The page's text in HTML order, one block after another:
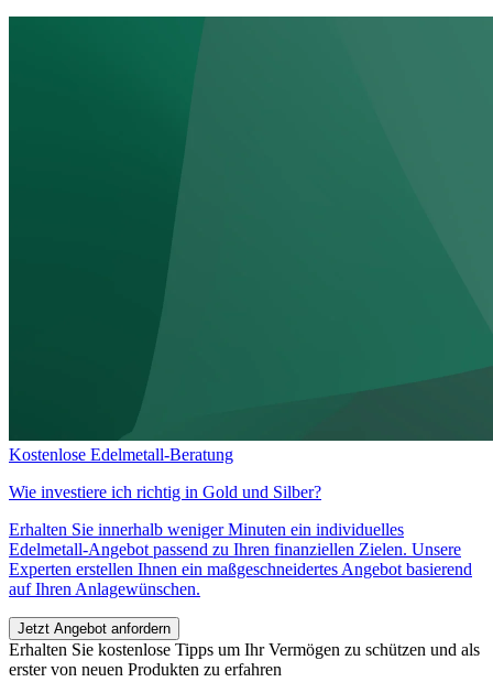
Kostenlose Edelmetall-Beratung
Wie investiere ich richtig in Gold und Silber?
Erhalten Sie innerhalb weniger Minuten ein individuelles
Edelmetall-Angebot passend zu Ihren finanziellen Zielen. Unsere
Experten erstellen Ihnen ein maßgeschneidertes Angebot basierend
auf Ihren Anlagewünschen.
Jetzt Angebot anfordern
Erhalten Sie kostenlose Tipps um Ihr Vermögen zu schützen und als
erster von neuen Produkten zu erfahren